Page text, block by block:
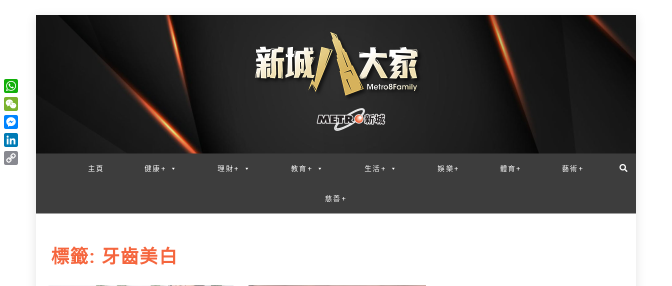
主頁 健康+ 理財+ 教育+ 生活+ 娛樂+ 體育+ 藝術+
慈善+
標籤: 牙齒美白
W
h
a
t
s
W
e
C
h
M
e
s
L
i